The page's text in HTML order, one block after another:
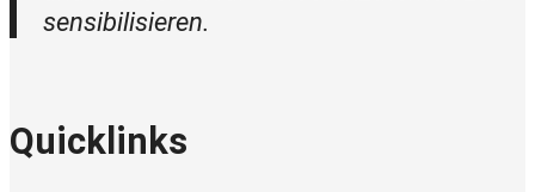
sensibilisieren.
Quicklinks